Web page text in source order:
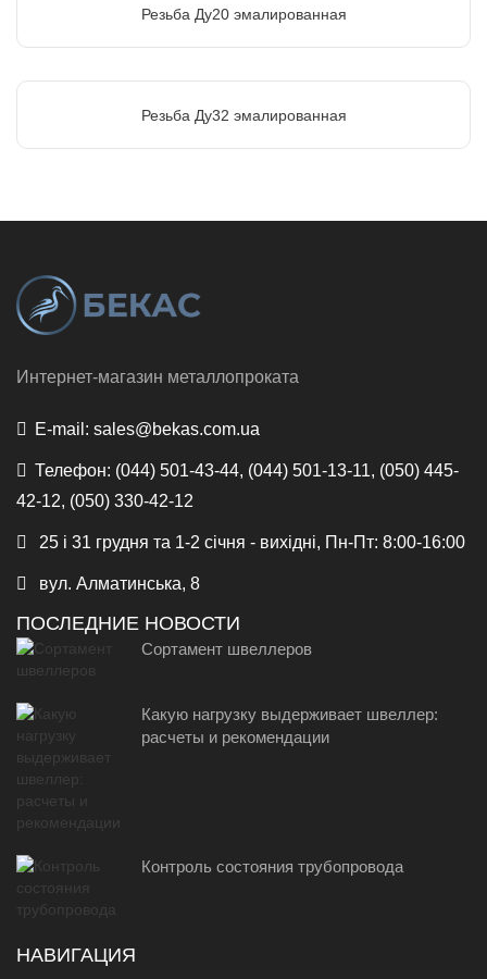
Резьба Ду20 эмалированная
Резьба Ду32 эмалированная
Интернет-магазин металлопроката
E-mail: sales@bekas.com.ua
Телефон: (044) 501-43-44, (044) 501-13-11, (050) 445-
42-12, (050) 330-42-12
25 і 31 грудня та 1-2 січня - вихідні, Пн-Пт: 8:00-16:00
вул. Алматинська, 8
ПОСЛЕДНИЕ НОВОСТИ
Сортамент швеллеров
Какую нагрузку выдерживает швеллер:
расчеты и рекомендации
Контроль состояния трубопровода
НАВИГАЦИЯ